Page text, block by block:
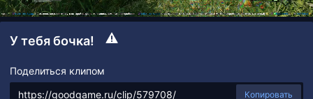
У тебя бочка!
Поделиться клипом
Копировать